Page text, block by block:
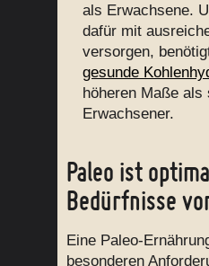
als Erwachsene.
dafür mit
versorgen,
gesunde
höheren Maße als
Erwachsener.
Paleo ist
Bedürfnisse
Eine Paleo-
besonderen